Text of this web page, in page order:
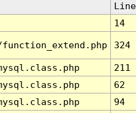
Line
14
324
211
62
94